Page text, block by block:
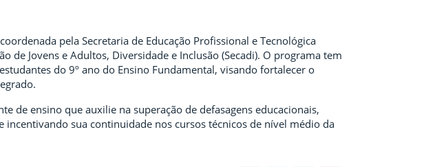
pela Secretaria de Educação Profissional e Tecnológica
de Jovens e Adultos, Diversidade e Inclusão (Secadi). O programa tem
do 9º ano do Ensino Fundamental, visando fortalecer o
de ensino que auxilie na superação de defasagens educacionais,
sua continuidade nos cursos técnicos de nível médio da